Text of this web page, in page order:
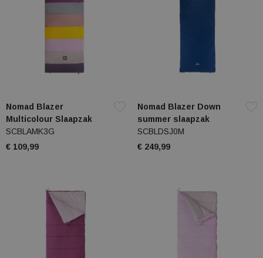
Nomad Blazer
Multicolour Slaapzak
SCBLAMK3G
€ 109,99
Nomad Blazer Down
summer slaapzak
SCBLDSJ0M
€ 249,99